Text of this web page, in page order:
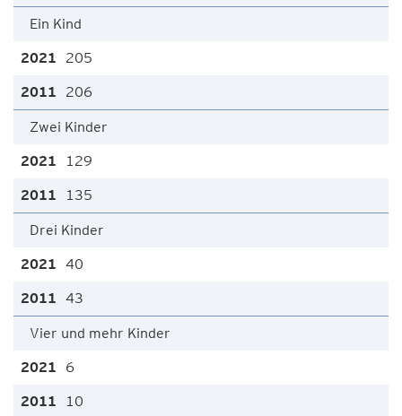
Ein Kind
205
206
Zwei Kinder
129
135
Drei Kinder
40
43
Vier und mehr Kinder
6
10